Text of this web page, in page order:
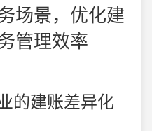
场景，优化建
管理效率
的建账差异化